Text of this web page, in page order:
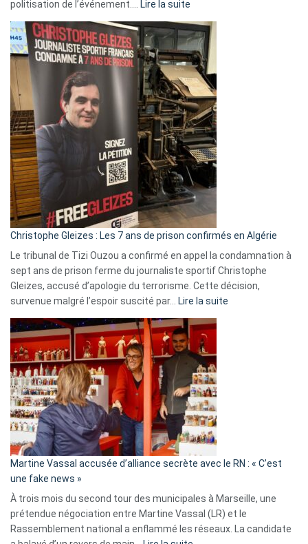
politisation de l’événement.… Lire la suite
Eurovision
2026
:
Pays-
Bas,
Espagne,
Irlande
et
Slovénie
rejettent
la
présence
d’Israël
Christophe Gleizes : Les 7 ans de prison confirmés en Algérie
Le tribunal de Tizi Ouzou a confirmé en appel la condamnation à
sept ans de prison ferme du journaliste sportif Christophe
Gleizes, accusé d’apologie du terrorisme. Cette décision,
survenue malgré l’espoir suscité par… Lire la suite
Algérie
Martine Vassal accusée d’alliance secrète avec le RN : « C’est
une fake news »
À trois mois du second tour des municipales à Marseille, une
prétendue négociation entre Martine Vassal (LR) et le
Rassemblement national a enflammé les réseaux. La candidate